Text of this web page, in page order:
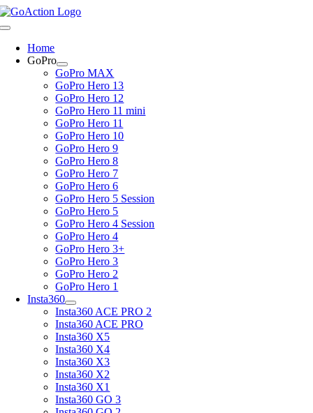
Skip
to
Toggle
NavigationHome
GoPro
GoPro MAX
GoPro Hero 13
GoPro Hero 12
GoPro Hero 11 mini
GoPro Hero 11
GoPro Hero 10
GoPro Hero 9
GoPro Hero 8
GoPro Hero 7
GoPro Hero 6
GoPro Hero 5 Session
GoPro Hero 5
GoPro Hero 4 Session
GoPro Hero 4
GoPro Hero 3+
GoPro Hero 3
GoPro Hero 2
GoPro Hero 1
Insta360
Insta360 ACE PRO 2
Insta360 ACE PRO
Insta360 X5
Insta360 X4
Insta360 X3
Insta360 X2
Insta360 X1
Insta360 GO 3